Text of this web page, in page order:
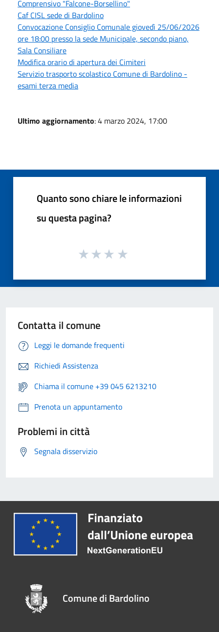
Comprensivo "Falcone-Borsellino"
Caf CISL sede di Bardolino
Convocazione Consiglio Comunale giovedì 25/06/2026
ore 18:00 presso la sede Municipale, secondo piano,
Sala Consiliare
Modifica orario di apertura dei Cimiteri
Servizio trasporto scolastico Comune di Bardolino -
esami terza media
Ultimo aggiornamento: 4 marzo 2024, 17:00
Quanto sono chiare le informazioni
su questa pagina?
Contatta il comune
Leggi le domande frequenti
Richiedi Assistenza
Chiama il comune +39 045 6213210
Prenota un appuntamento
Problemi in città
Segnala disservizio
Comune di Bardolino